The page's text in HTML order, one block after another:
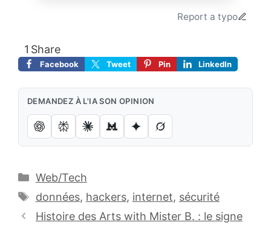
Report a typo
Share
1
Facebook Tweet Pin LinkedIn
DEMANDEZ À L'IA SON OPINION
Catégories
Web/Tech
Étiquettes
données, hackers, internet, sécurité
Histoire des Arts with Mister B. : le signe